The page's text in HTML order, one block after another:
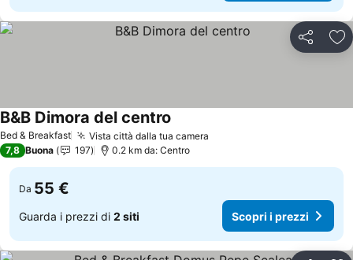
Condividi
Bed & Breakfast Vista città dalla tua camera
B&B Dimora del centro
7,8 Buona 197 0.2 km da: Centro
Da 55 €
Guarda i prezzi di 2 siti Scopri i prezzi